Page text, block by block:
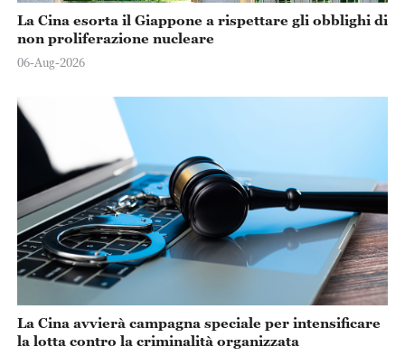
La Cina esorta il Giappone a rispettare gli obblighi di
non proliferazione nucleare
06-Aug-2026
La Cina avvierà campagna speciale per intensificare
la lotta contro la criminalità organizzata